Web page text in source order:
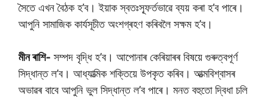
সৈতে এখন বৈঠক হ’ব। ইয়াক স্বতঃস্ফূৰ্তভাৱে ব্যয় কৰা হ’ব পাৰে।
আপুনি সামাজিক কাৰ্যসূচীত অংশগ্ৰহণ কৰিবলৈ সক্ষম হ’ব।
মীন ৰাশি- সম্পদ বৃদ্ধি হ’ব। আপোনাৰ কেৰিয়াৰৰ বিষয়ে গুৰুত্বপূৰ্ণ
সিদ্ধান্ত ল’ব। আধ্যাত্মিক শক্তিয়ে উপকৃত কৰিব। আত্মবিশ্বাসৰ
অভাৱৰ বাবে আপুনি ভুল সিদ্ধান্ত ল’ব পাৰে। মনত বহুতো দ্বিধা চলি